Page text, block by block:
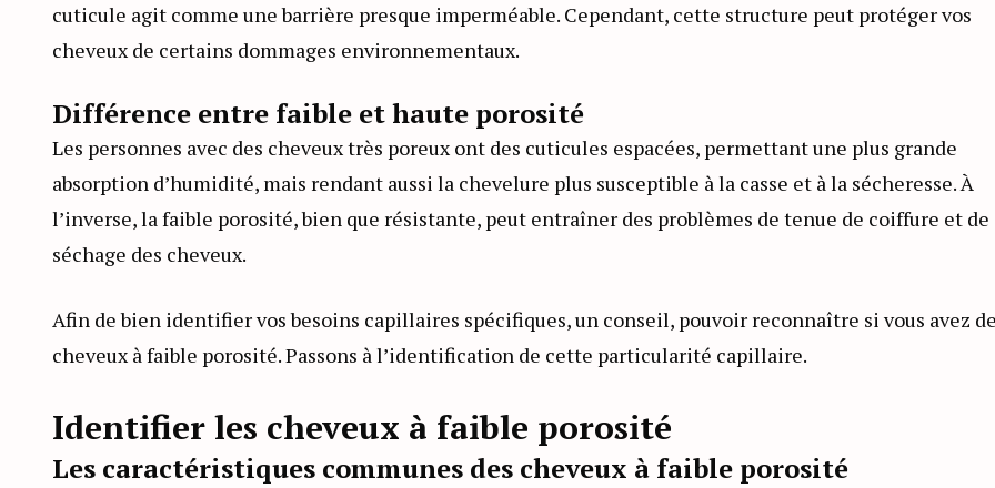
cuticule agit comme une barrière presque imperméable. Cependant, cette structure peut protéger vos
cheveux de certains dommages environnementaux.
Différence entre faible et haute porosité
Les personnes avec des cheveux très poreux ont des cuticules espacées, permettant une plus grande
absorption d’humidité, mais rendant aussi la chevelure plus susceptible à la casse et à la sécheresse. À
l’inverse, la faible porosité, bien que résistante, peut entraîner des problèmes de tenue de coiffure et de
séchage des cheveux.
Afin de bien identifier vos besoins capillaires spécifiques, un conseil, pouvoir reconnaître si vous avez
cheveux à faible porosité. Passons à l’identification de cette particularité capillaire.
Identifier les cheveux à faible porosité
Les caractéristiques communes des cheveux à faible porosité